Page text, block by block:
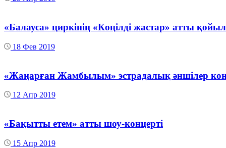
«Балауса» циркінің «Көңілді жастар» атты
18 Фев 2019
«Жаңарған Жамбылым» эстрадалық әншілер
12 Апр 2019
«Бақытты етем» атты шоу-концерті
15 Апр 2019